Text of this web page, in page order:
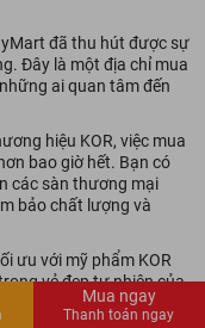
Mua ngay
Thanh toán ngay
đã thu hút được sự
Đây là một địa chỉ mua
ai quan tâm đến
hiệu KOR, việc mua
bao giờ hết. Bạn có
các sàn thương mại
bảo chất lượng và
ưu với mỹ phẩm KOR
vẻ đẹp tự nhiên của
tuyệt vời của mỹ phẩm
Tiếng Việt